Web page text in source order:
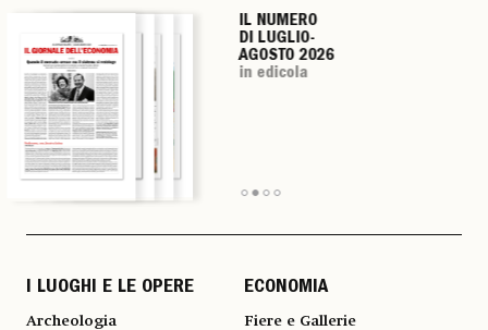
IL NUMERO
DI LUGLIO-
AGOSTO 2026
in edicola
IL NUMERO
DI LUGLIO-
AGOSTO 2026
in edicola
IL NUMERO
DI LUGLIO-
AGOSTO 2026
in edicola
IL NUMERO
DI LUGLIO-
AGOSTO 2026
in edicola
I LUOGHI E LE OPERE
Archeologia
ECONOMIA
Fiere e Gallerie